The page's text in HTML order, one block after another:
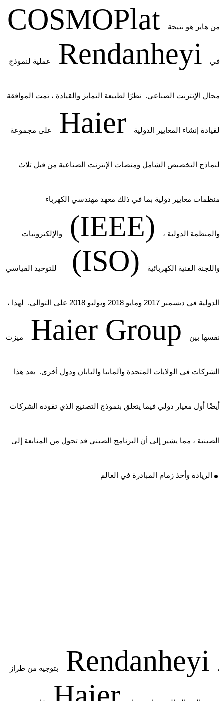
COSMOPlat من هاير هو نتيجة
عملية لنموذج Rendanheyi في
مجال الإنترنت الصناعي. نظرًا لطبيعة التمايز والقيادة ، تمت الموافقة
على مجموعة Haier لقيادة إنشاء المعايير الدولية
لنماذج التخصيص الشامل ومنصات الإنترنت الصناعية من قبل ثلاث
منظمات معايير دولية بما في ذلك معهد مهندسي الكهرباء
والإلكترونيات (IEEE) ، والمنظمة الدولية
للتوحيد القياسي (ISO) واللجنة الفنية الكهربائية
الدولية في ديسمبر 2017 ومايو 2018 ويوليو 2018 على التوالي. لهذا ،
ميزت Haier Group نفسها بين
الشركات في الولايات المتحدة وألمانيا واليابان ودول أخرى. يعد هذا
أيضًا أول معيار دولي فيما يتعلق بنموذج التصنيع الذي تقوده الشركات
الصينية ، مما يشير إلى أن البرنامج الصيني قد تحول من المتابعة إلى
الريادة وأخذ زمام المبادرة في العالم .
بتوجيه من طراز Rendanheyi ،